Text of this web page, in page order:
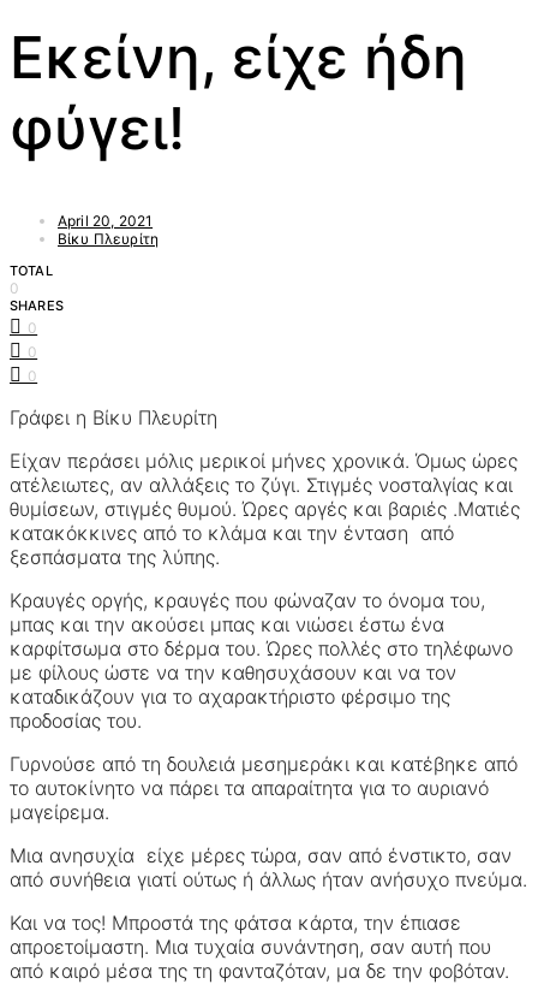
Εκείνη, είχε ήδη
φύγει!
April 20, 2021
Βίκυ Πλευρίτη
TOTAL
0
SHARES
0
0
0
Γράφει η Βίκυ Πλευρίτη
Είχαν περάσει μόλις μερικοί μήνες χρονικά. Όμως ώρες
ατέλειωτες, αν αλλάξεις το ζύγι. Στιγμές νοσταλγίας και
θυμίσεων, στιγμές θυμού. Ώρες αργές και βαριές .Ματιές
κατακόκκινες από το κλάμα και την ένταση από
ξεσπάσματα της λύπης.
Κραυγές οργής, κραυγές που φώναζαν το όνομα του,
μπας και την ακούσει μπας και νιώσει έστω ένα
καρφίτσωμα στο δέρμα του. Ώρες πολλές στο τηλέφωνο
με φίλους ώστε να την καθησυχάσουν και να τον
καταδικάζουν για το αχαρακτήριστο φέρσιμο της
προδοσίας του.
Γυρνούσε από τη δουλειά μεσημεράκι και κατέβηκε από
το αυτοκίνητο να πάρει τα απαραίτητα για το αυριανό
μαγείρεμα.
Μια ανησυχία είχε μέρες τώρα, σαν από ένστικτο, σαν
από συνήθεια γιατί ούτως ή άλλως ήταν ανήσυχο πνεύμα.
Και να τος! Μπροστά της φάτσα κάρτα, την έπιασε
απροετοίμαστη. Μια τυχαία συνάντηση, σαν αυτή που
από καιρό μέσα της τη φανταζόταν, μα δε την φοβόταν.